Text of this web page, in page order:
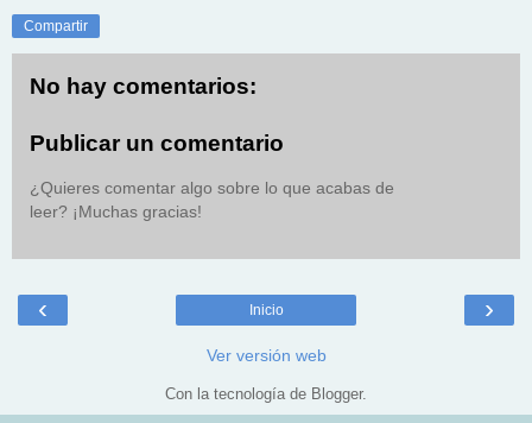
Compartir
No hay comentarios:
Publicar un comentario
¿Quieres comentar algo sobre lo que acabas de
leer? ¡Muchas gracias!
‹ ›
Inicio
Ver versión web
Con la tecnología de Blogger.